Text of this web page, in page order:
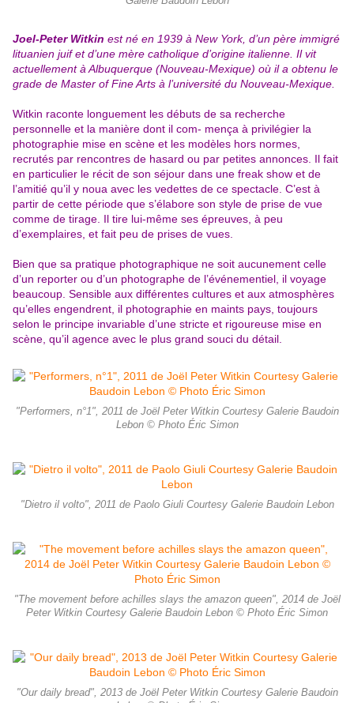
Joel-Peter Witkin est né en 1939 à New York, d’un père immigré
lituanien juif et d’une mère catholique d’origine italienne. Il vit
actuellement à Albuquerque (Nouveau-Mexique) où il a obtenu le
grade de Master of Fine Arts à l’université du Nouveau-Mexique.
Witkin raconte longuement les débuts de sa recherche
personnelle et la manière dont il com- mença à privilégier la
photographie mise en scène et les modèles hors normes,
recrutés par rencontres de hasard ou par petites annonces. Il fait
en particulier le récit de son séjour dans une freak show et de
l’amitié qu’il y noua avec les vedettes de ce spectacle. C’est à
partir de cette période que s’élabore son style de prise de vue
comme de tirage. Il tire lui-même ses épreuves, à peu
d’exemplaires, et fait peu de prises de vues.
Bien que sa pratique photographique ne soit aucunement celle
d’un reporter ou d’un photographe de l’événementiel, il voyage
beaucoup. Sensible aux différentes cultures et aux atmosphères
qu’elles engendrent, il photographie en maints pays, toujours
selon le principe invariable d’une stricte et rigoureuse mise en
scène, qu’il agence avec le plus grand souci du détail.
"Performers, n°1", 2011 de Joël Peter Witkin Courtesy Galerie Baudoin
Lebon © Photo Éric Simon
"Dietro il volto", 2011 de Paolo Giuli Courtesy Galerie Baudoin Lebon
"The movement before achilles slays the amazon queen", 2014 de Joël
Peter Witkin Courtesy Galerie Baudoin Lebon © Photo Éric Simon
"Our daily bread", 2013 de Joël Peter Witkin Courtesy Galerie Baudoin